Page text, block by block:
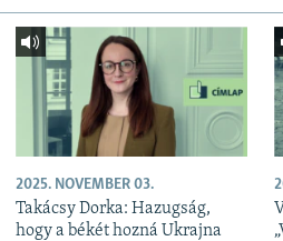
2025. NOVEMBER 03.
Takácsy Dorka: Hazugság,
hogy a békét hozná Ukrajna